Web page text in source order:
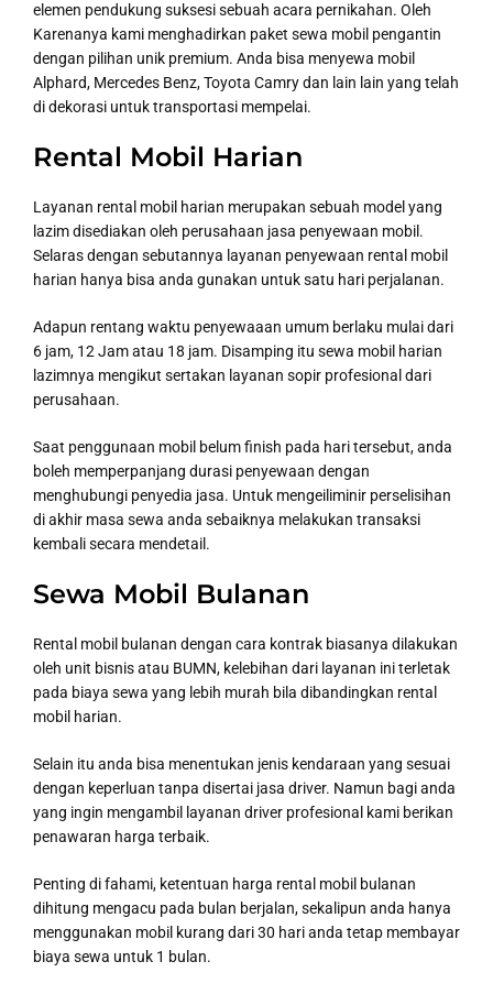
elemen pendukung suksesi sebuah acara pernikahan. Oleh
Karenanya kami menghadirkan paket sewa mobil pengantin
dengan pilihan unik premium. Anda bisa menyewa mobil
Alphard, Mercedes Benz, Toyota Camry dan lain lain yang telah
di dekorasi untuk transportasi mempelai.
Rental Mobil Harian
Layanan rental mobil harian merupakan sebuah model yang
lazim disediakan oleh perusahaan jasa penyewaan mobil.
Selaras dengan sebutannya layanan penyewaan rental mobil
harian hanya bisa anda gunakan untuk satu hari perjalanan.
Adapun rentang waktu penyewaaan umum berlaku mulai dari
6 jam, 12 Jam atau 18 jam. Disamping itu sewa mobil harian
lazimnya mengikut sertakan layanan sopir profesional dari
perusahaan.
Saat penggunaan mobil belum finish pada hari tersebut, anda
boleh memperpanjang durasi penyewaan dengan
menghubungi penyedia jasa. Untuk mengeiliminir perselisihan
di akhir masa sewa anda sebaiknya melakukan transaksi
kembali secara mendetail.
Sewa Mobil Bulanan
Rental mobil bulanan dengan cara kontrak biasanya dilakukan
oleh unit bisnis atau BUMN, kelebihan dari layanan ini terletak
pada biaya sewa yang lebih murah bila dibandingkan rental
mobil harian.
Selain itu anda bisa menentukan jenis kendaraan yang sesuai
dengan keperluan tanpa disertai jasa driver. Namun bagi anda
yang ingin mengambil layanan driver profesional kami berikan
penawaran harga terbaik.
Penting di fahami, ketentuan harga rental mobil bulanan
dihitung mengacu pada bulan berjalan, sekalipun anda hanya
menggunakan mobil kurang dari 30 hari anda tetap membayar
biaya sewa untuk 1 bulan.